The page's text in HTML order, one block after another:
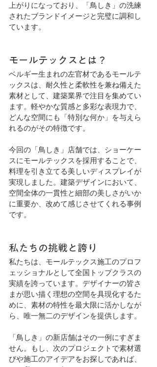
上がりになっており、「鳥しき」の洗練
されたブランドイメージと完璧に調和し
ています。
モールテックスとは？
ベルギー生まれの左官材であるモールテ
ックスは、耐久性と柔軟性を兼ね備えた
素材として、建築業界で注目を集めてい
ます。軽やかな質感と多彩な表現力で、
どんな空間にも「特別な何か」を与えら
れるのがその特徴です。
今回の「鳥しき」店舗では、ショーケー
スにモールテックスを採用することで、
料理を引き立てる美しいディスプレイが
実現しました。建築デザインにおいて、
空間全体の一貫性と細部の美しさがいか
に重要か、改めて感じさせてくれる事例
です。
私たちの挑戦と誇り
私たちは、モールテックス施工のプロフ
ェッショナルとして全国トップクラスの
実績を誇っています。デザイナーの皆さ
まが思い描く理想の空間を具現化するた
めに、素材の特性を最大限に活かしなが
ら、唯一無二のデザインを提供します。
「鳥しき」の新店舗はその一例にすぎま
せん。もし、次のプロジェクトで素材選
びや施工のアイデアをお探しであれば、